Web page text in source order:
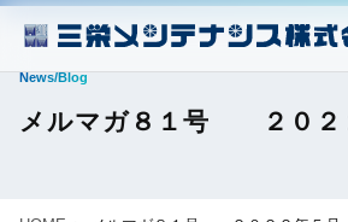
News/Blog
メルマガ８１号 ２０２